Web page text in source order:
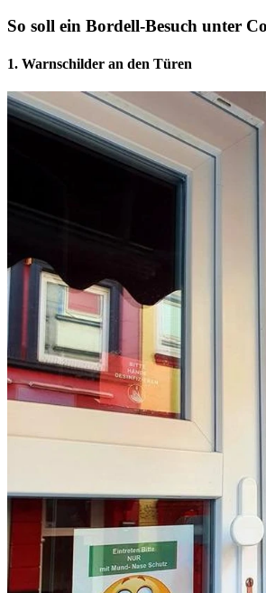
So soll ein Bordell-Besuch unter
1. Warnschilder an den Türen